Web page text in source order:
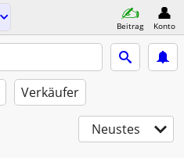
Beitrag Konto
Verkäufer
Neustes